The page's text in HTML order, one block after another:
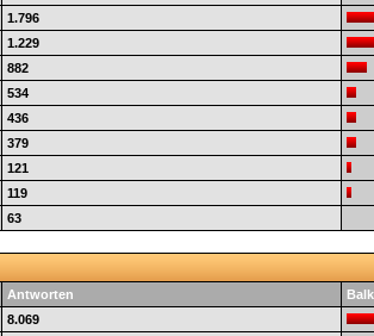
1.796
1.229
882
534
436
379
121
119
63
Antworten
8.069